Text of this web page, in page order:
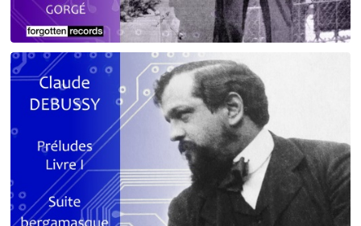
Debussy - Schmitt - Ravel
orchestrations numériques par Francis Gorgé